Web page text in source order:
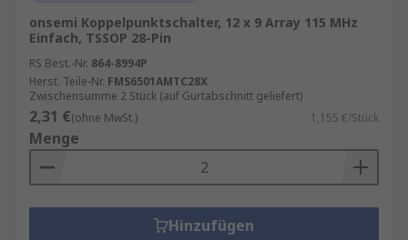
onsemi Koppelpunktschalter, 12 x 9 Array 115 MHz
Einfach, TSSOP 28-Pin
RS Best.-Nr. 864-8994P
Herst. Teile-Nr. FMS6501AMTC28X
Zwischensumme 2 Stück (auf Gurtabschnitt geliefert)
2,31 €(ohne MwSt.) 1,155 €/Stück
Menge
Hinzufügen